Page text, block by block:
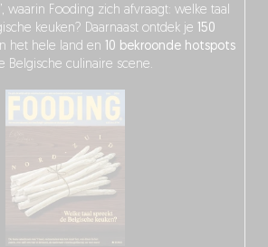
waarin Fooding zich afvraagt: welke taal
keuken? Daarnaast ontdek je 150
het hele land en 10 bekroonde hotspots
Belgische culinaire scene.